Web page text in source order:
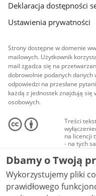
Deklaracja dostępności
Ustawienia prywatności
Strony dostępne w domenie
mailowych. Użytkownik
mail zgadza się na
dobrowolnie podanych danych
odpowiedzi na przesłane
każdą z jednostek znajdują
osobowych.
Treści
na licencji
- na tych
Materiały
audio i
Creative
NC-ND
Dbamy o Twoją
Wykorzystujemy pliki
prawidłowego